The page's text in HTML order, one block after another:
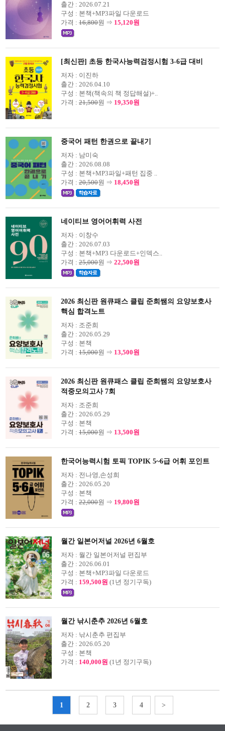
출간 : 2026.07.21
구성 : 본책+MP3파일 다운로드
가격 : 16,800원 ⇒ 15,120원
[최신판] 초등 한국사능력검정시험 3-6급 대비
저자 : 이진하
출간 : 2026.04.10
구성 : 본책(책속의 책 정답해설)+..
가격 : 21,500원 ⇒ 19,350원
중국어 패턴 한권으로 끝내기
저자 : 남미숙
출간 : 2026.08.08
구성 : 본책+MP3파일+패턴 집중 ..
가격 : 20,500원 ⇒ 18,450원
네이티브 영어어휘력 사전
저자 : 이창수
출간 : 2026.07.03
구성 : 본책+MP3 다운로드+인덱스..
가격 : 25,000원 ⇒ 22,500원
2026 최신판 원큐패스 클립 준희쌤의 요양보호사
핵심 합격노트
저자 : 조준희
출간 : 2026.05.29
구성 : 본책
가격 : 15,000원 ⇒ 13,500원
2026 최신판 원큐패스 클립 준희쌤의 요양보호사
적중모의고사 7회
저자 : 조준희
출간 : 2026.05.29
구성 : 본책
가격 : 15,000원 ⇒ 13,500원
한국어능력시험 토픽 TOPIK 5~6급 어휘 포인트
저자 : 전나영,손성희
출간 : 2026.05.20
구성 : 본책
가격 : 22,000원 ⇒ 19,800원
월간 일본어저널 2026년 6월호
저자 : 월간 일본어저널 편집부
출간 : 2026.06.01
구성 : 본책+MP3파일 다운로드
가격 : 159,500원 (1년 정기구독)
월간 낚시춘추 2026년 6월호
저자 : 낚시춘추 편집부
출간 : 2026.05.20
구성 : 본책
가격 : 140,000원 (1년 정기구독)
1 2 3 4 >